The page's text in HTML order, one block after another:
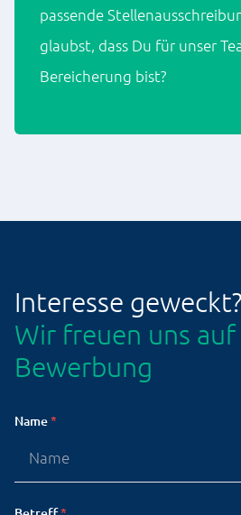
passende
glaubst, dass Du für unser
Bereicherung bist?
Interesse geweckt?
Wir freuen uns
Bewerbung
Name*